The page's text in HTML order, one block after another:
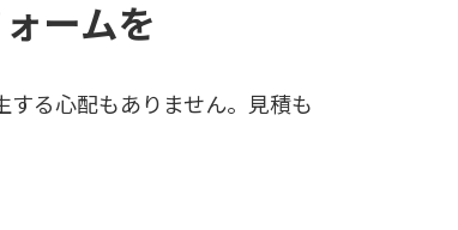
ームを
る心配もありません。見積も